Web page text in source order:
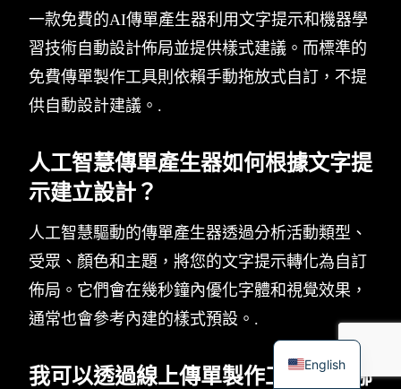
一款免費的AI傳單產生器利用文字提示和機器學
習技術自動設計佈局並提供樣式建議。而標準的
免費傳單製作工具則依賴手動拖放式自訂，不提
供自動設計建議。.
人工智慧傳單產生器如何根據文字提
示建立設計？
人工智慧驅動的傳單產生器透過分析活動類型、
受眾、顏色和主題，將您的文字提示轉化為自訂
佈局。它們會在幾秒鐘內優化字體和視覺效果，
通常也會參考內建的樣式預設。.
我可以透過線上傳單製作工具獲得哪
English